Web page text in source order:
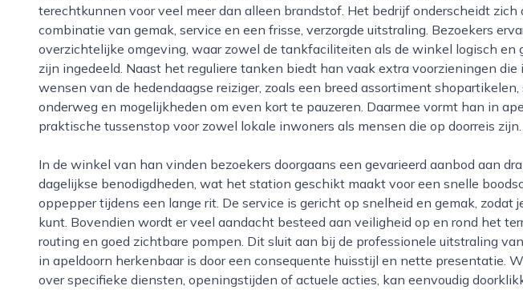
terechtkunnen voor veel meer dan alleen brandstof. Het bedrijf onderscheidt zich
combinatie van gemak, service en een frisse, verzorgde uitstraling. Bezoekers
overzichtelijke omgeving, waar zowel de tankfaciliteiten als de winkel logisch en
zijn ingedeeld. Naast het reguliere tanken biedt han vaak extra voorzieningen die
wensen van de hedendaagse reiziger, zoals een breed assortiment shopartikelen,
onderweg en mogelijkheden om even kort te pauzeren. Daarmee vormt han in
praktische tussenstop voor zowel lokale inwoners als mensen die op doorreis zijn.
In de winkel van han vinden bezoekers doorgaans een gevarieerd aanbod aan dranken, snacks en
dagelijkse benodigdheden, wat het station geschikt maakt voor een snelle
oppepper tijdens een lange rit. De service is gericht op snelheid en gemak, zodat
kunt. Bovendien wordt er veel aandacht besteed aan veiligheid op en rond het
routing en goed zichtbare pompen. Dit sluit aan bij de professionele uitstraling
in apeldoorn herkenbaar is door een consequente huisstijl en nette presentatie.
over specifieke diensten, openingstijden of actuele acties, kan eenvoudig